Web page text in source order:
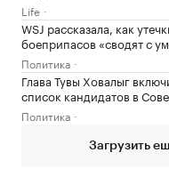
Life
WSJ рассказала, как
боеприпасов «сводят с
Политика
Глава Тувы Ховалыг
список кандидатов в
Политика
Загрузить